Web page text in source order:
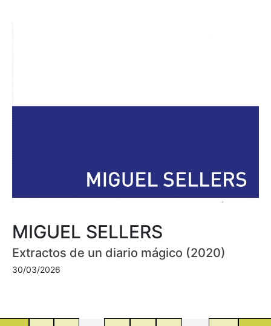
MIGUEL SELLERS
Extractos de un diario mágico (2020)
30/03/2026